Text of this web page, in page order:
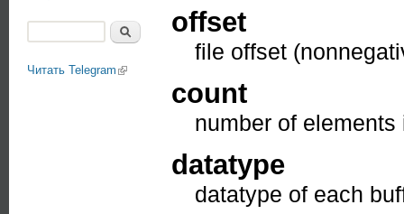
offset
file offset
count
number of
datatype
datatype of each
Читать Telegram (link is external)